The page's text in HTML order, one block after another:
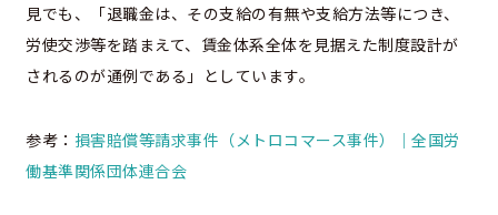
見でも、「退職金は、その支給の有無や支給方法等につき、
労使交渉等を踏まえて、賃金体系全体を見据えた制度設計が
されるのが通例である」としています。
参考： 損害賠償等請求事件（メトロコマース事件）｜全国労
働基準関係団体連合会